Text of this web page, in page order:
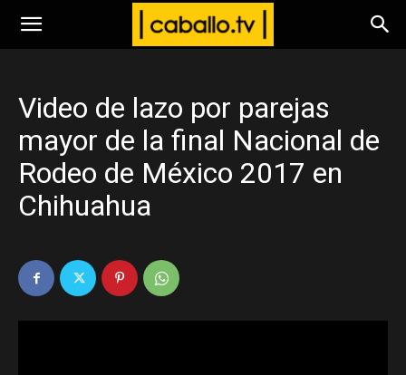
www.caballo.tv
Video de lazo por parejas
mayor de la final Nacional de
Rodeo de México 2017 en
Chihuahua